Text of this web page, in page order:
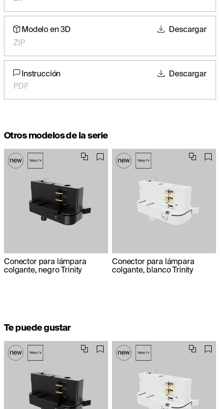
Modelo en 3D
ZIP
Descargar
Instrucción
PDF
Descargar
Otros modelos de la serie
Conector para lámpara
colgante, negro Trinity
Conector para lámpara
colgante, blanco Trinity
Te puede gustar